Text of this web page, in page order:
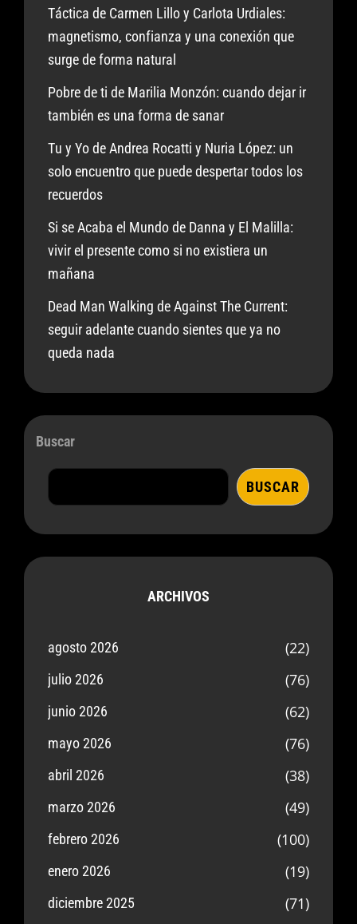
Táctica de Carmen Lillo y Carlota Urdiales:
magnetismo, confianza y una conexión que
surge de forma natural
Pobre de ti de Marilia Monzón: cuando dejar ir
también es una forma de sanar
Tu y Yo de Andrea Rocatti y Nuria López: un
solo encuentro que puede despertar todos los
recuerdos
Si se Acaba el Mundo de Danna y El Malilla:
vivir el presente como si no existiera un
mañana
Dead Man Walking de Against The Current:
seguir adelante cuando sientes que ya no
queda nada
Buscar
BUSCAR
ARCHIVOS
agosto 2026 (22)
julio 2026 (76)
junio 2026 (62)
mayo 2026 (76)
abril 2026 (38)
marzo 2026 (49)
febrero 2026 (100)
enero 2026 (19)
diciembre 2025 (71)